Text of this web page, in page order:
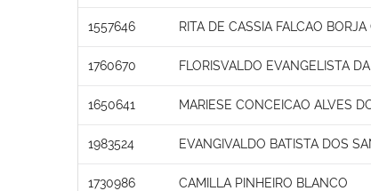
1557646 RITA DE CASSIA FALCAO BORJA
1760670 FLORISVALDO EVANGELISTA
1650641 MARIESE CONCEICAO ALVES
1983524 EVANGIVALDO BATISTA DOS
1730986 CAMILLA PINHEIRO BLANCO